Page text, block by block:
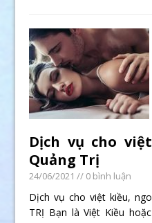
Dịch vụ cho
Quảng Trị
24/06/2021 // 0 bình luận
Dịch vụ cho việt kiều,
TRỊ Bạn là Việt Kiều